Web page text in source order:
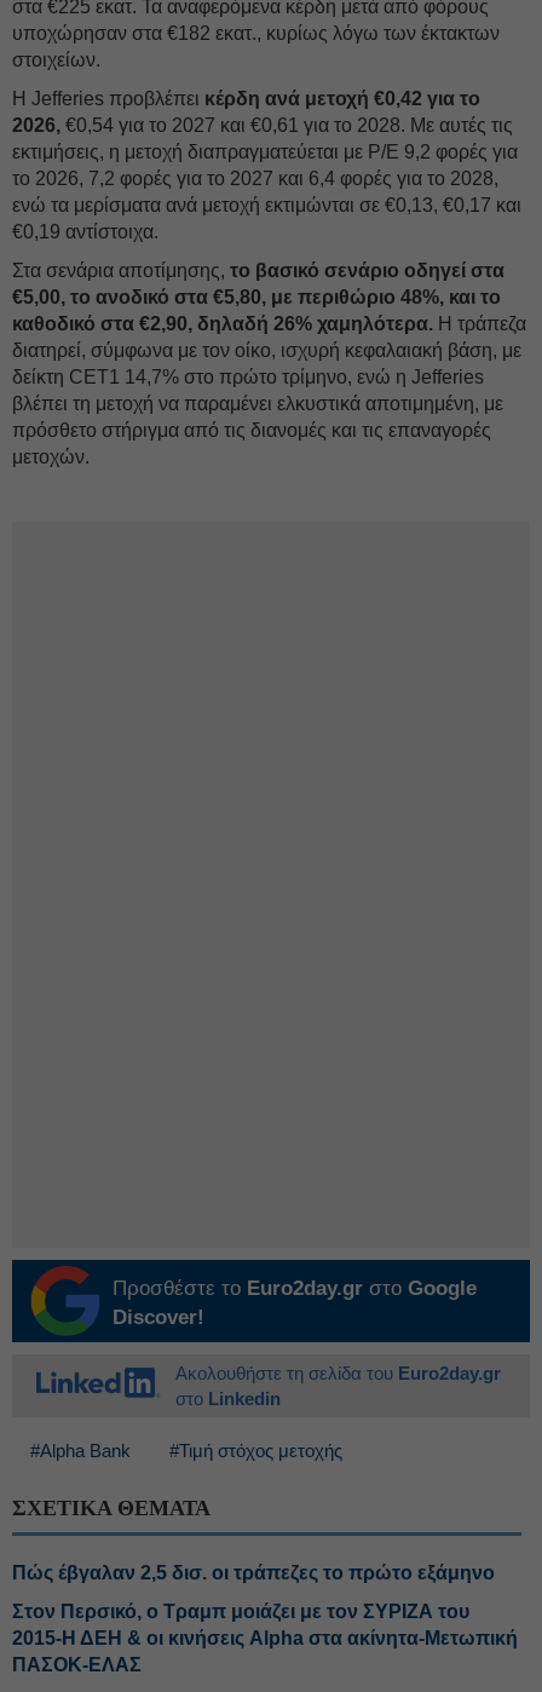
στα €225 εκατ. Τα αναφερόμενα κέρδη μετά από φόρους
υποχώρησαν στα €182 εκατ., κυρίως λόγω των έκτακτων
στοιχείων.
Η Jefferies προβλέπει κέρδη ανά μετοχή €0,42 για το
2026, €0,54 για το 2027 και €0,61 για το 2028. Με αυτές τις
εκτιμήσεις, η μετοχή διαπραγματεύεται με P/E 9,2 φορές για
το 2026, 7,2 φορές για το 2027 και 6,4 φορές για το 2028,
ενώ τα μερίσματα ανά μετοχή εκτιμώνται σε €0,13, €0,17 και
€0,19 αντίστοιχα.
Στα σενάρια αποτίμησης, το βασικό σενάριο οδηγεί στα
€5,00, το ανοδικό στα €5,80, με περιθώριο 48%, και το
καθοδικό στα €2,90, δηλαδή 26% χαμηλότερα. Η τράπεζα
διατηρεί, σύμφωνα με τον οίκο, ισχυρή κεφαλαιακή βάση, με
δείκτη CET1 14,7% στο πρώτο τρίμηνο, ενώ η Jefferies
βλέπει τη μετοχή να παραμένει ελκυστικά αποτιμημένη, με
πρόσθετο στήριγμα από τις διανομές και τις επαναγορές
μετοχών.
Προσθέστε το Euro2day.gr στο Google
Discover!
Ακολουθήστε τη σελίδα του Euro2day.gr
στο Linkedin
#Alpha Bank #Τιμή στόχος μετοχής
ΣΧΕΤΙΚΑ ΘΕΜΑΤΑ
Πώς έβγαλαν 2,5 δισ. οι τράπεζες το πρώτο εξάμηνο
Στον Περσικό, ο Τραμπ μοιάζει με τον ΣΥΡΙΖΑ του
2015-Η ΔΕΗ & οι κινήσεις Alpha στα ακίνητα-Μετωπική
ΠΑΣΟΚ-ΕΛΑΣ